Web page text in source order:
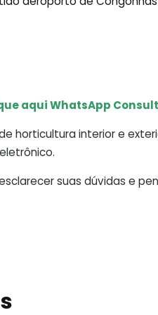
aqui WhatsApp
horticultura interior e
suas dúvidas e